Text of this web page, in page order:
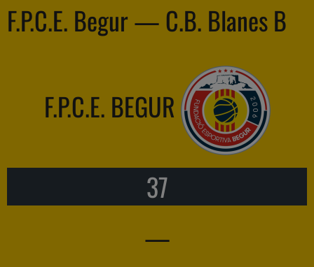
F.P.C.E. Begur — C.B. Blanes B
F.P.C.E. BEGUR
37
—